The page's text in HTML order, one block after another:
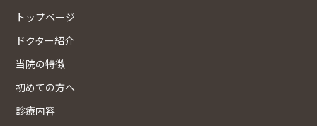
トップページ
ドクター紹介
当院の特徴
初めての方へ
診療内容